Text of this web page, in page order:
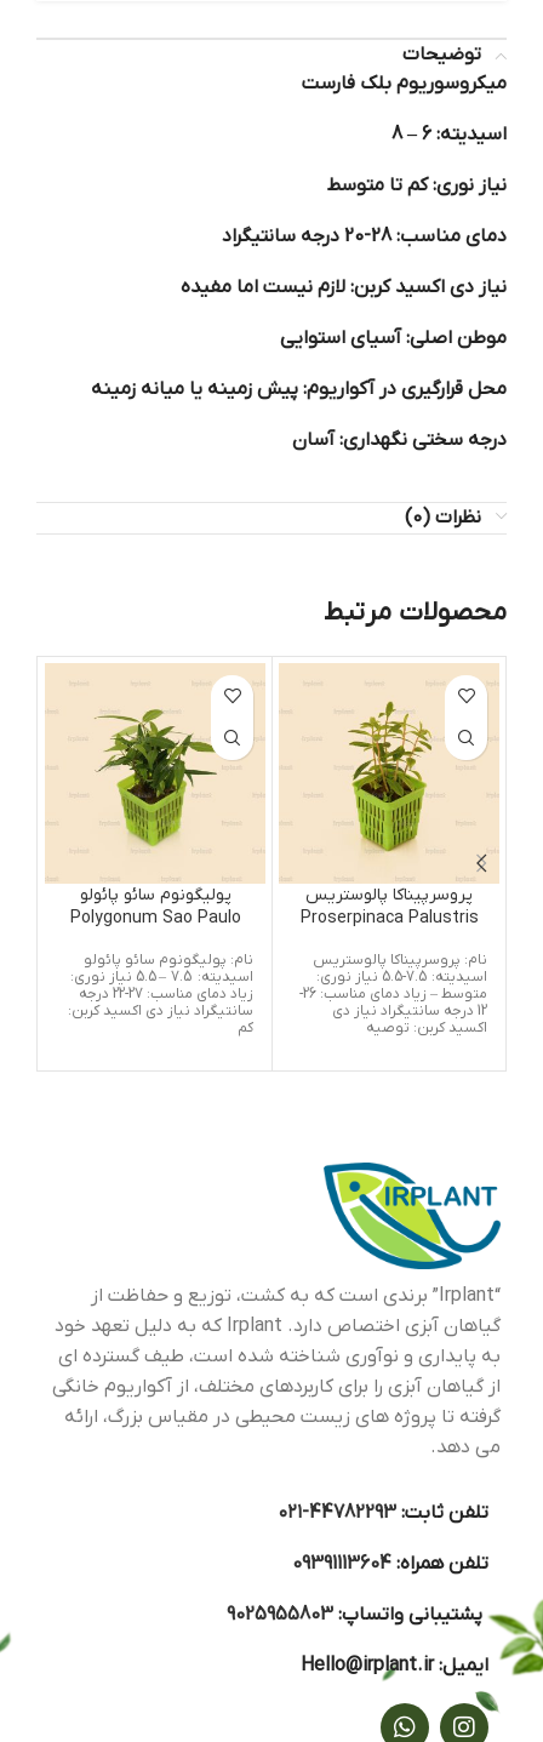
توضیحات
میکروسوریوم بلک فارست
اسیدیته: 6 – 8
نیاز نوری: کم تا متوسط
دمای مناسب: 28-20 درجه سانتیگراد
نیاز دی اکسید کربن: لازم نیست اما مفیده
موطن اصلی: آسیای استوایی
محل قرارگیری در آکواریوم: پیش زمینه یا میانه زمینه
درجه سختی نگهداری: آسان
نظرات (0)
محصولات مرتبط
پروسرپیناکا پالوستریس
Proserpinaca Palustris
نام: پروسرپیناکا پالوستریس
اسیدیته: 7.5-5.5 نیاز نوری:
متوسط – زیاد دمای مناسب: 26-
12 درجه سانتیگراد نیاز دی
اکسید کربن: توصیه
پولیگونوم سائو پائولو
Polygonum Sao Paulo
نام: پولیگونوم سائو پائولو
اسیدیته: 7.5 – 5.5 نیاز نوری:
زیاد دمای مناسب: 27-22 درجه
سانتیگراد نیاز دی اکسید کربن:
کم
“Irplant” برندی است که به کشت، توزیع و حفاظت از
گیاهان آبزی اختصاص دارد. Irplant که به دلیل تعهد خود
به پایداری و نوآوری شناخته شده است، طیف گسترده ای
از گیاهان آبزی را برای کاربردهای مختلف، از آکواریوم خانگی
گرفته تا پروژه های زیست محیطی در مقیاس بزرگ، ارائه
می دهد.
تلفن ثابت:44782293-۰۲۱
تلفن همراه:09391113604
پشتیبانی واتساپ:9025955803
ایمیل:Hello@irplant.ir